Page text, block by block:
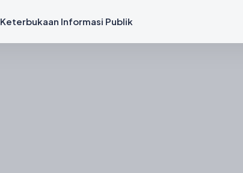
Keterbukaan Informasi Publik